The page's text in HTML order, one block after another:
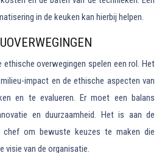
in de keuken kan hierbij helpen.
overwegingen spelen een rol. Het
impact en de ethische aspecten van
en te evalueren. Er moet een balans
en duurzaamheid. Het is aan de
chef om bewuste keuzes te maken die
visie van de organisatie.